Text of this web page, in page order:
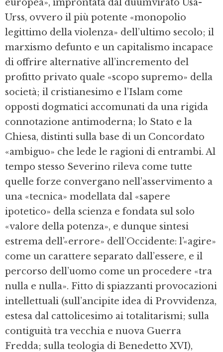
europea», improntata dal duumvirato Usa-
Urss, ovvero il più potente «monopolio
legittimo della violenza» dell’ultimo secolo; il
marxismo defunto e un capitalismo incapace
di offrire alternative all’incremento del
profitto privato quale «scopo supremo» della
società; il cristianesimo e l’Islam come
opposti dogmatici accomunati da una rigida
connotazione antimoderna; lo Stato e la
Chiesa, distinti sulla base di un Concordato
«ambiguo» che lede le ragioni di entrambi. Al
tempo stesso Severino rileva come tutte
quelle forze convergano nell’asservimento a
una «tecnica» modellata dal «sapere
ipotetico» della scienza e fondata sul solo
«valore della potenza», e dunque sintesi
estrema dell’«errore» dell’Occidente: l’«agire»
come un carattere separato dall’essere, e il
percorso dell’uomo come un procedere «tra
nulla e nulla». Fitto di spiazzanti provocazioni
intellettuali (sull’ancipite idea di Provvidenza,
estesa dal cattolicesimo ai totalitarismi; sulla
contiguità tra vecchia e nuova Guerra
Fredda; sulla teologia di Benedetto XVI),